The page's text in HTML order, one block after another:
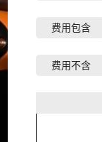
费用包含
费用不含